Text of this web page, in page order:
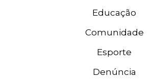
Educação
Comunidade
Esporte
Denúncia